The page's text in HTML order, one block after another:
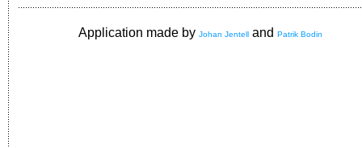
Application made by Johan Jentell and Patrik Bodin